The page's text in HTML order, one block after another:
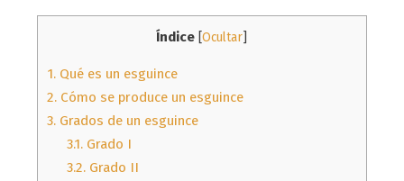
Índice [Ocultar]
1.Qué es un esguince
2.Cómo se produce un esguince
3.Grados de un esguince
3.1. Grado I
3.2. Grado II